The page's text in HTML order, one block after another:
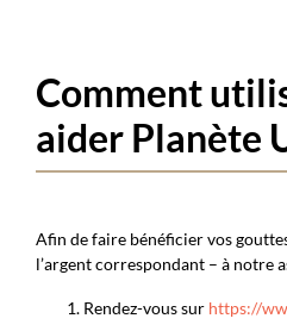
Comment
aider Planète
Afin de faire bénéficier vos
l’argent correspondant – à notre
Rendez-vous sur https://